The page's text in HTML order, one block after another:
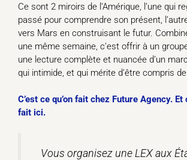
Ce sont 2 miroirs de l’Amérique, l’une qui
passé pour comprendre son présent,
vers Mars en construisant le futur.
une même semaine, c’est offrir à un
une lecture complète et nuancée d’un
qui intimide, et qui mérite d’être compris de
C’est ce qu’on fait chez Future Agency. Et
fait ici.
Vous organisez une LEX aux